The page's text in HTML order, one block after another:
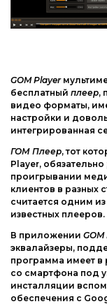
Интернет и сеть
Безопасность
Образование
Другие ОС
Драйвера
Игры
GOM Player
бесплатный плеер,
видео форматы,
настройки и
интегрированная
ГОМ Плеер, тот
Player,
проигрывании
клиентов в разных
считается одним
известных плееров.
В приложении
эквалайзеры,
программа имеет
со смартфона под
инсталляции
обеспечения с